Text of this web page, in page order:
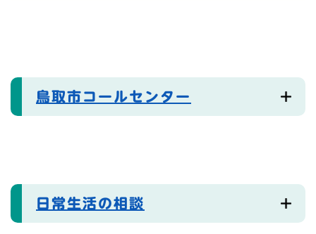
鳥取市コールセンター
日常生活の相談